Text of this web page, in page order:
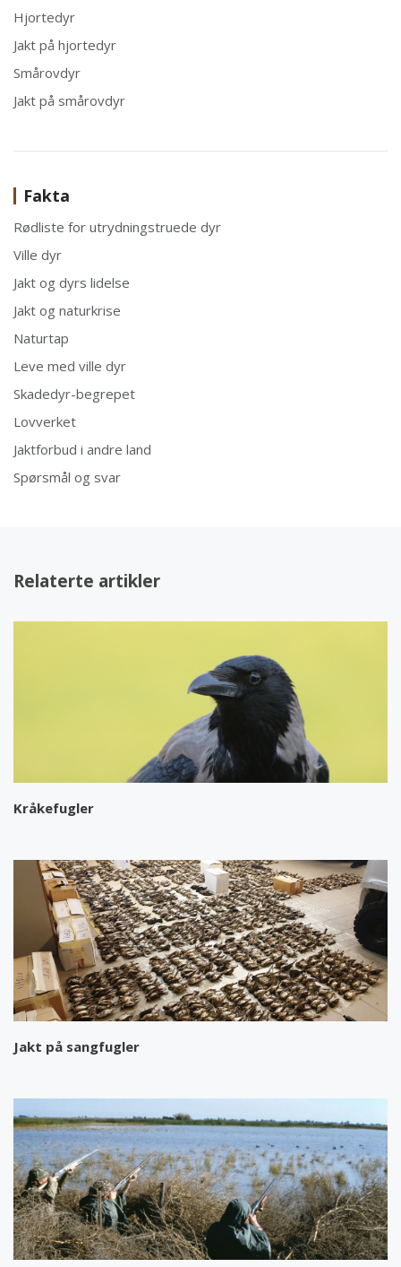
Hjortedyr
Jakt på hjortedyr
Smårovdyr
Jakt på smårovdyr
Fakta
Rødliste for utrydningstruede dyr
Ville dyr
Jakt og dyrs lidelse
Jakt og naturkrise
Naturtap
Leve med ville dyr
Skadedyr-begrepet
Lovverket
Jaktforbud i andre land
Spørsmål og svar
Relaterte artikler
Kråkefugler
Jakt på sangfugler